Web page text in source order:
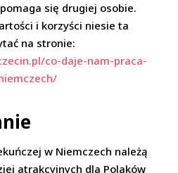
się drugiej osobie.
i korzyści niesie ta
na stronie:
co-daje-nam-praca-
w Niemczech należą
atrakcyjnych dla Polaków